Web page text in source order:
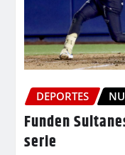
DEPORTES
Funden
serie